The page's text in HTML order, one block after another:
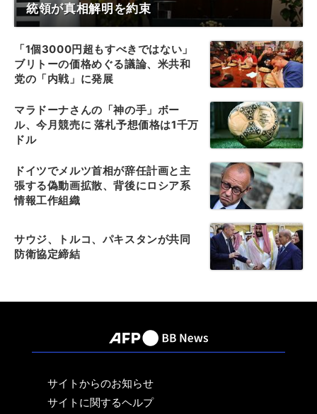
統領が真相解明を約束
「1個3000円超もすべきではない」
ブリトーの価格めぐる議論、米共和
党の「内戦」に発展
マラドーナさんの「神の手」ボー
ル、今月競売に 落札予想価格は1千万
ドル
ドイツでメルツ首相が辞任計画と主
張する偽動画拡散、背後にロシア系
情報工作組織
サウジ、トルコ、パキスタンが共同
防衛協定締結
サイトからのお知らせ
サイトに関するヘルプ